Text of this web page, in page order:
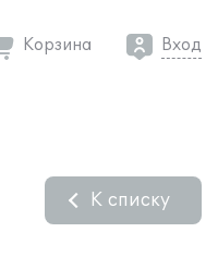
Корзина Вход
К списку